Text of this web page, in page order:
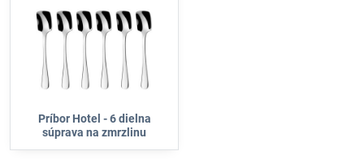
Príbor Hotel - 6 dielna
súprava na zmrzlinu